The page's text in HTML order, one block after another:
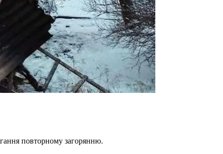
повторному загорянню.